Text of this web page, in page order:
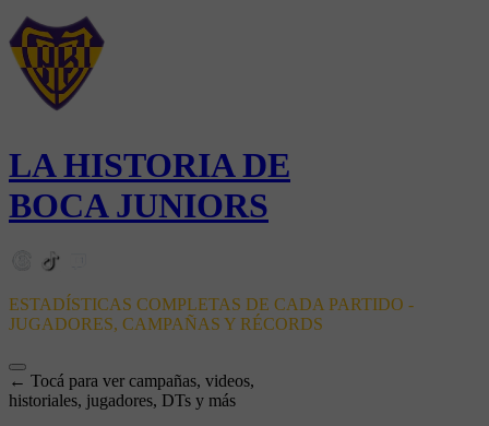
LA HISTORIA DE
BOCA JUNIORS
ESTADÍSTICAS COMPLETAS DE CADA PARTIDO -
JUGADORES, CAMPAÑAS Y RÉCORDS
← Tocá para ver campañas, videos,
historiales, jugadores, DTs y más